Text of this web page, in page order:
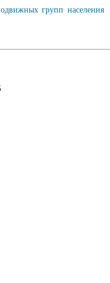
групп населения